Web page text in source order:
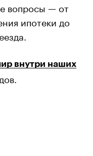
вопросы — от
ипотеки до
внутри наших